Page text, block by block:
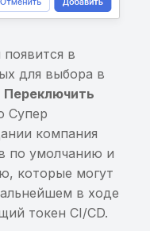
в AndroidManifest.xml
Небезопасные
в AndroidManifest.xml.
Флаг
Небезопасные
AndroidManifest.xml.
чувствительная
энтропийным
Чувствительная
информация в
исполняемом файле
Хранение данных от
сторонних сервисов в
открытом виде
в
для выбора в
Переключить
Супер
компания
по умолчанию и
которые могут
в ходе
токен CI/CD.